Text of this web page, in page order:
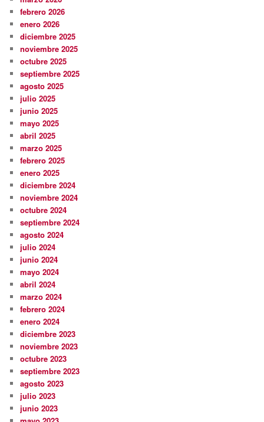
febrero 2026
enero 2026
diciembre 2025
noviembre 2025
octubre 2025
septiembre 2025
agosto 2025
julio 2025
junio 2025
mayo 2025
abril 2025
marzo 2025
febrero 2025
enero 2025
diciembre 2024
noviembre 2024
octubre 2024
septiembre 2024
agosto 2024
julio 2024
junio 2024
mayo 2024
abril 2024
marzo 2024
febrero 2024
enero 2024
diciembre 2023
noviembre 2023
octubre 2023
septiembre 2023
agosto 2023
julio 2023
junio 2023